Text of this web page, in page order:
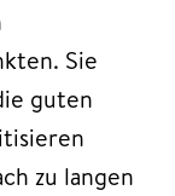
Sie
guten
zu langen